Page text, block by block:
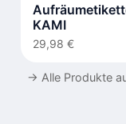
KAMI
29,98 €
→ Alle Produkte